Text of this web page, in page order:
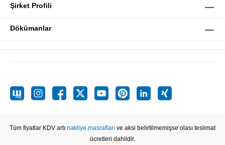
Şirket Profili
Dökümanlar
Tüm fiyatlar KDV artı nakliye masrafları ve aksi belirtilmemişse olası teslimat
ücretleri dahildir.